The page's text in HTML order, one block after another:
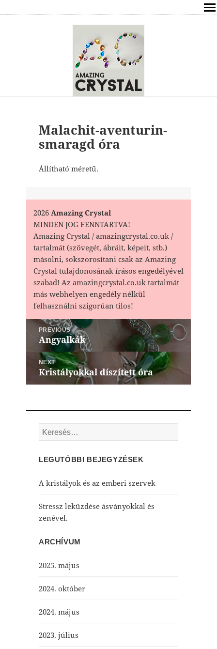
ÍRÁSOK
ÁSVÁNYOK HATÁSAI
ELÉRHETŐSÉG
ONLINE GYÓGYÍTÁS,TANÁCSADÁS
Malachit-aventurin-
smaragd óra
Állítható méretű.
2026Amazing Crystal
MINDEN JOG FENNTARTVA!
Amazing Crystal / amazingcrystal.co.uk /
tartalmát (szövegét, ábráit, képeit, stb.)
másolni, sokszorosítani csak az Amazing
Crystal tulajdonosának írásos engedélyével
szabad! Az amazingcrystal.co.uk tartalmát
más webhelyen engedély nélkül
felhasználni szigorúan tilos!
Bejegyzés
navigáció
PREVIOUS
Previous
post:
Angyalkák
NEXT
Next
post:
Kristályokkal díszített óra
Keresés:
LEGUTÓBBI BEJEGYZÉSEK
A kristályok és az emberi szervek
Stressz leküzdése ásványokkal és
zenével.
ARCHÍVUM
2025. május
2024. október
2024. május
2023. július